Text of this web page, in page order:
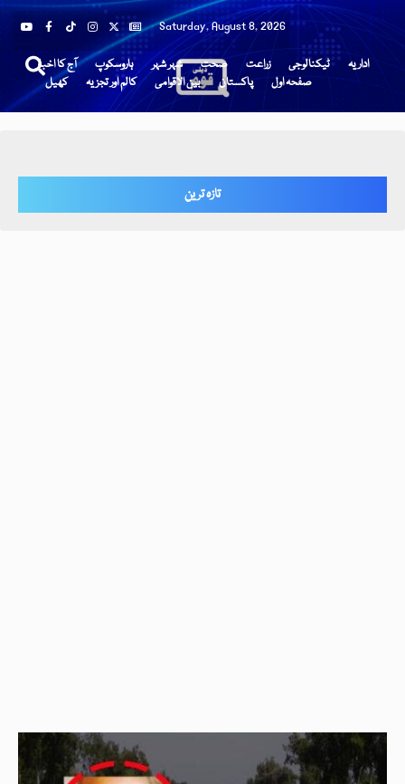
Saturday, August 8, 2026
آج کا اخبار ہاروسکوپ شہر شہر صحت زراعت ٹیکنالوجی
اداریہ
کھیل
کالم اور تجزیہ بین الاقوامی پاکستان صفحہ اول
تازہ ترین